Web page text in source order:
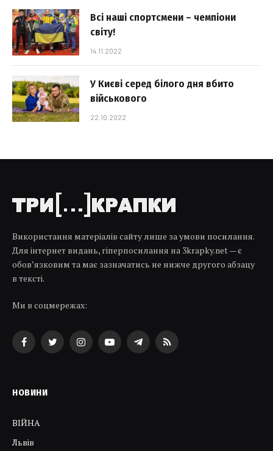
Всі наші спортсмени – чемпіони
світу!
14.11.2022
У Києві серед білого дня вбито
військового
22.10.2022
Використання матеріалів сайту лише за умови посилання.
Для інтернет видань, гіперпосилання на 3krapky.net — є
обов’язковим та має зазначатись не нижче другого абзацу
в тексті.
Ми в соцмережах:
FacebookTwitterInstagramYouTubeTelegramRSS
НОВИНИ
ВІЙНА
Львів